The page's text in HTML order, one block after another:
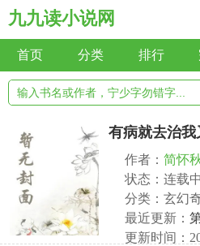
九九读小说网
首页 分类 排行
有病就去治
作者： 简怀
状态：连载中
分类：玄幻
最近更新：
更新时间：